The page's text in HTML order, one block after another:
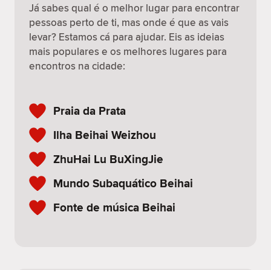
Já sabes qual é o melhor lugar para encontrar
pessoas perto de ti, mas onde é que as vais
levar? Estamos cá para ajudar. Eis as ideias
mais populares e os melhores lugares para
encontros na cidade:
Praia da Prata
Ilha Beihai Weizhou
ZhuHai Lu BuXingJie
Mundo Subaquático Beihai
Fonte de música Beihai